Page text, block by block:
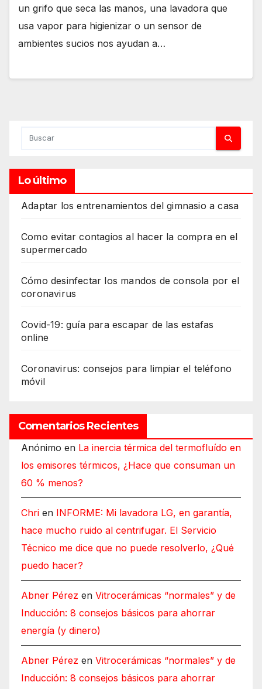
un grifo que seca las manos, una lavadora que
usa vapor para higienizar o un sensor de
ambientes sucios nos ayudan a…
Lo último
Adaptar los entrenamientos del gimnasio a casa
Como evitar contagios al hacer la compra en el
supermercado
Cómo desinfectar los mandos de consola por el
coronavirus
Covid-19: guía para escapar de las estafas
online
Coronavirus: consejos para limpiar el teléfono
móvil
Comentarios Recientes
Anónimo en La inercia térmica del termofluído en
los emisores térmicos, ¿Hace que consuman un
60 % menos?
Chri en INFORME: Mi lavadora LG, en garantía,
hace mucho ruido al centrifugar. El Servicio
Técnico me dice que no puede resolverlo, ¿Qué
puedo hacer?
Abner Pérez en Vitrocerámicas “normales” y de
Inducción: 8 consejos básicos para ahorrar
energía (y dinero)
Abner Pérez en Vitrocerámicas “normales” y de
Inducción: 8 consejos básicos para ahorrar